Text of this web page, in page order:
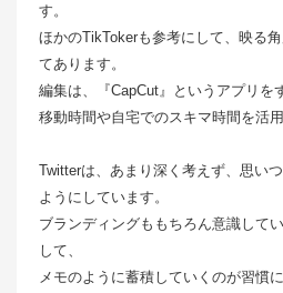
す。
ほかのTikTokerも参考にして、映る
てあります。
編集は、『CapCut』というアプリを
移動時間や自宅でのスキマ時間を活
Twitterは、あまり深く考えず、思い
ようにしています。
ブランディングももちろん意識して
して、
メモのように蓄積していくのが習慣